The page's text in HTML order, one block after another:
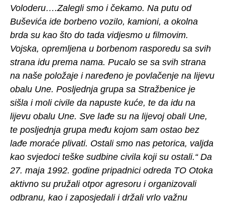
Voloderu….Zalegli smo i čekamo. Na putu od
Buševića ide borbeno vozilo, kamioni, a okolna
brda su kao što do tada vidjesmo u filmovim.
Vojska, opremljena u borbenom rasporedu sa svih
strana idu prema nama. Pucalo se sa svih strana
na naše položaje i naređeno je povlačenje na lijevu
obalu Une. Posljednja grupa sa Stražbenice je
sišla i moli civile da napuste kuće, te da idu na
lijevu obalu Une. Sve lađe su na lijevoj obali Une,
te posljednja grupa među kojom sam ostao bez
lađe moraće plivati. Ostali smo nas petorica, valjda
kao svjedoci teške sudbine civila koji su ostali.“ Da
27. maja 1992. godine pripadnici odreda TO Otoka
aktivno su pružali otpor agresoru i organizovali
odbranu, kao i zaposjedali i držali vrlo važnu